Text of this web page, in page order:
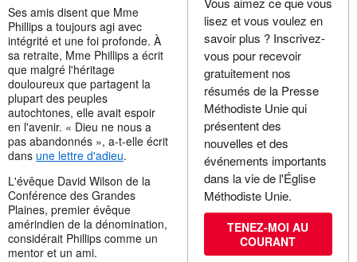
lisez et vous voulez en
savoir plus ? Inscrivez-
vous pour recevoir
gratuitement nos
résumés de la Presse
Méthodiste Unie qui
présentent des
nouvelles et des
événements importants
dans la vie de l'Église
Méthodiste Unie.
TENEZ-MOI AU
COURANT
Ses amis disent que Mme
Phillips a toujours agi avec
intégrité et une foi profonde. À
sa retraite, Mme Phillips a écrit
que malgré l'héritage
douloureux que partagent la
plupart des peuples
autochtones, elle avait espoir
en l'avenir. « Dieu ne nous a
pas abandonnés », a-t-elle écrit
dans une lettre d'adieu.
L'évêque David Wilson de la
Conférence des Grandes
Plaines, premier évêque
amérindien de la dénomination,
considérait Phillips comme un
mentor et un ami.